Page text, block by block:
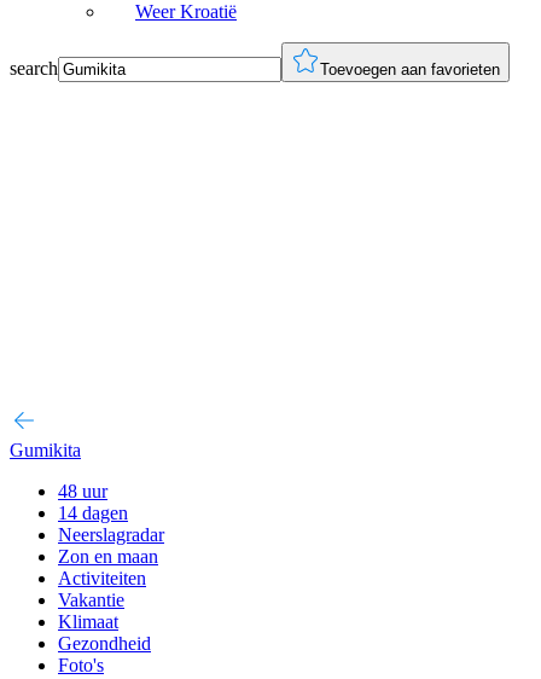
Weer Kroatië
search Toevoegen aan favorieten
Gumikita
48 uur
14 dagen
Neerslagradar
Zon en maan
Activiteiten
Vakantie
Klimaat
Gezondheid
Foto's